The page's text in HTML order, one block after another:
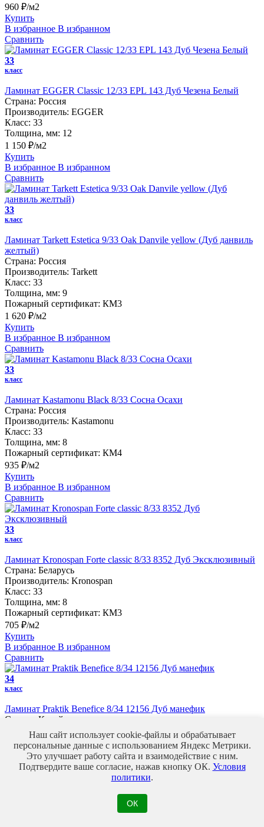
960 ₽/м2
Купить
В избранное В избранном
Сравнить
33
класс
Ламинат EGGER Classic 12/33 EPL 143 Дуб Чезена Белый
Страна: Россия
Производитель: EGGER
Класс: 33
Толщина, мм: 12
1 150 ₽/м2
Купить
В избранное В избранном
Сравнить
33
класс
Ламинат Tarkett Estetica 9/33 Oak Danvile yellow (Дуб данвиль
желтый)
Страна: Россия
Производитель: Tarkett
Класс: 33
Толщина, мм: 9
Пожарный сертификат: КМ3
1 620 ₽/м2
Купить
В избранное В избранном
Сравнить
33
класс
Ламинат Kastamonu Black 8/33 Сосна Осахи
Страна: Россия
Производитель: Kastamonu
Класс: 33
Толщина, мм: 8
Пожарный сертификат: КМ4
935 ₽/м2
Купить
В избранное В избранном
Сравнить
33
класс
Ламинат Kronospan Forte classic 8/33 8352 Дуб Эксклюзивный
Страна: Беларусь
Производитель: Kronospan
Класс: 33
Толщина, мм: 8
Пожарный сертификат: КМ3
705 ₽/м2
Купить
В избранное В избранном
Сравнить
34
класс
Ламинат Praktik Benefice 8/34 12156 Дуб манефик
Страна:
Китай
Производитель:
Класс: 34
Толщина, мм: 8
Пожарный сертификат: КМ3
1 150 ₽/м2
Наш сайт использует cookie-файлы и обрабатывает
персональные данные с использованием Яндекс Метрики.
Это улучшает работу сайта и взаимодействие с ним.
Подтвердите ваше согласие, нажав кнопку ОК. Условия
политики.
ОК